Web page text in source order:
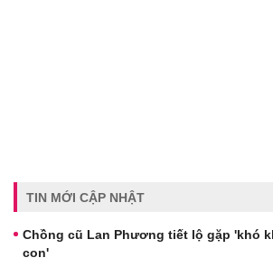
TIN MỚI CẬP NHẬT
Chồng cũ Lan Phương tiết lộ gặp 'khó
con'